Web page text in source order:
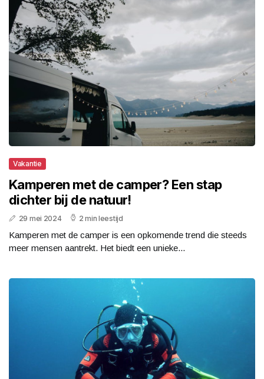
Vakantie
Kamperen met de camper? Een stap
dichter bij de natuur!
29 mei 2024 2 min leestijd
Kamperen met de camper is een opkomende trend die steeds
meer mensen aantrekt. Het biedt een unieke...